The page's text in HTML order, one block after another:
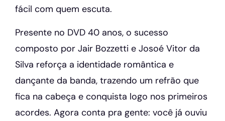
fácil com quem escuta.
Presente no DVD 40 anos, o sucesso
composto por Jair Bozzetti e Josoé Vitor da
Silva reforça a identidade romântica e
dançante da banda, trazendo um refrão que
fica na cabeça e conquista logo nos primeiros
acordes. Agora conta pra gente: você já ouviu